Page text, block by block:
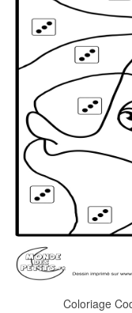
Coloriage